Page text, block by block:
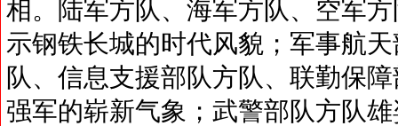
相。陆军方队、海军方队、空军
示钢铁长城的时代风貌；军事航
队、信息支援部队方队、联勤保
强军的崭新气象；武警部队方队